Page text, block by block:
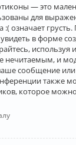
— это
для
:( означает
в форме
используя
нечитаемым, и
сообщение
также
которое